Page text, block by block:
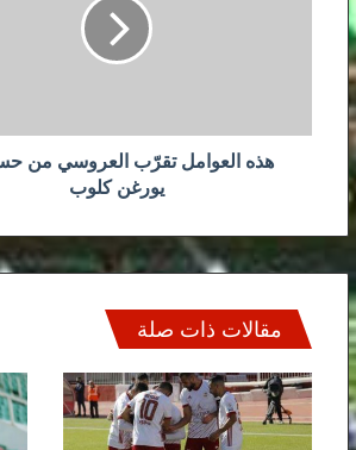
هذه العوامل تقرّب العروسي من
يورغن كلوب
مقالات ذات صلة